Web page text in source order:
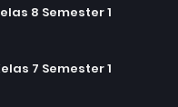
8 Semester 1
7 Semester 1